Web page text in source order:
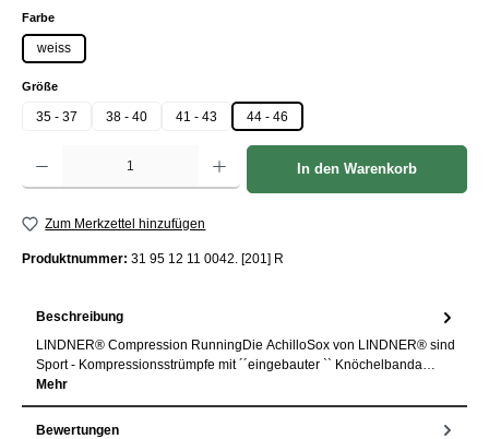
Farbeauswählen
weiss
Größeauswählen
35 - 37 38 - 40 41 - 43 44 - 46
Produkt Anzahl: Gib den gewünschten Wert ein oder benutze die Schaltflächen um die
In den Warenkorb
Zum Merkzettel hinzufügen
Produktnummer: 31 95 12 11 0042. [201] R
Beschreibung
LINDNER® Compression RunningDie AchilloSox von LINDNER® sind
Sport - Kompressionsstrümpfe mit ´´eingebauter `` Knöchelbanda…
Mehr
Bewertungen